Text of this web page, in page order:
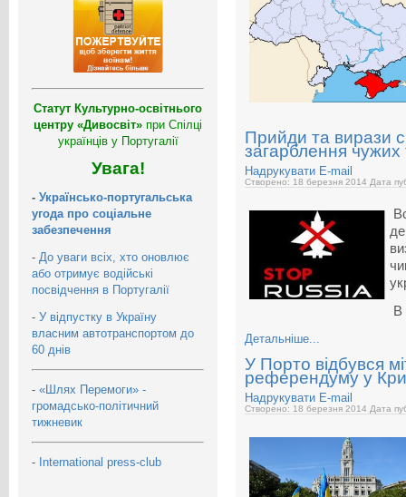
Статут Культурно-освітнього
центру «Дивосвіт» при Спілці
українців у Португалії
Увага!
- Українсько-португальська
угода про соціальне
забезпечення
- До уваги всіх, хто оновлює
або отримує водійські
посвідчення в Португалії
- У відпустку в Україну
власним автотранспортом до
60 днів
- «Шлях Перемоги» -
громадсько-політичний
тижневик
- International press-club
Прийди та вирази
загарблення чужих
Надрукувати E-mail
Створено: 18 березня 2014 Дата
В
Детальніше...
У Порто відбувся
референдуму у
Надрукувати E-mail
Створено: 18 березня 2014 Дата